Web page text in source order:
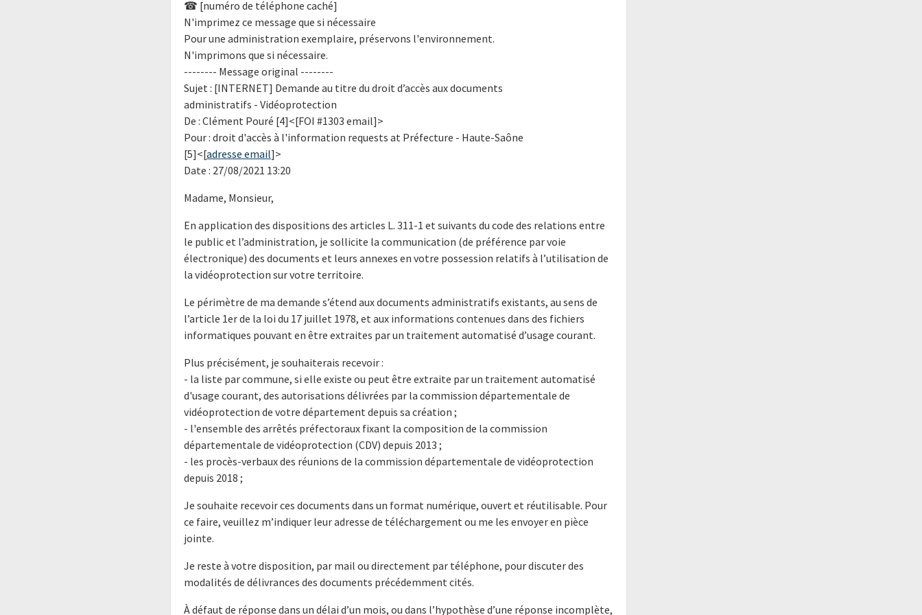
☎ [numéro de téléphone caché]
N'imprimez ce message que si nécessaire
Pour une administration exemplaire, préservons l'environnement.
N'imprimons que si nécessaire.
-------- Message original --------
Sujet : [INTERNET] Demande au titre du droit d’accès aux documents
administratifs - Vidéoprotection
De : Clément Pouré [4]<[FOI #1303 email]>
Pour : droit d'accès à l'information requests at Préfecture - Haute-Saône
[5]<[adresse email]>
Date : 27/08/2021 13:20
Madame, Monsieur,
En application des dispositions des articles L. 311-1 et suivants du code des relations entre
le public et l’administration, je sollicite la communication (de préférence par voie
électronique) des documents et leurs annexes en votre possession relatifs à l’utilisation de
la vidéoprotection sur votre territoire.
Le périmètre de ma demande s’étend aux documents administratifs existants, au sens de
l’article 1er de la loi du 17 juillet 1978, et aux informations contenues dans des fichiers
informatiques pouvant en être extraites par un traitement automatisé d’usage courant.
Plus précisément, je souhaiterais recevoir :
- la liste par commune, si elle existe ou peut être extraite par un traitement automatisé
d'usage courant, des autorisations délivrées par la commission départementale de
vidéoprotection de votre département depuis sa création ;
- l'ensemble des arrêtés préfectoraux fixant la composition de la commission
départementale de vidéoprotection (CDV) depuis 2013 ;
- les procès-verbaux des réunions de la commission départementale de vidéoprotection
depuis 2018 ;
Je souhaite recevoir ces documents dans un format numérique, ouvert et réutilisable. Pour
ce faire, veuillez m’indiquer leur adresse de téléchargement ou me les envoyer en pièce
jointe.
Je reste à votre disposition, par mail ou directement par téléphone, pour discuter des
modalités de délivrances des documents précédemment cités.
À défaut de réponse dans un délai d’un mois, ou dans l’hypothèse d’une réponse incomplète,